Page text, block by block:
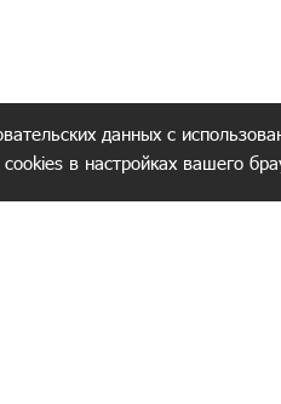
данных с
в настройках вашего